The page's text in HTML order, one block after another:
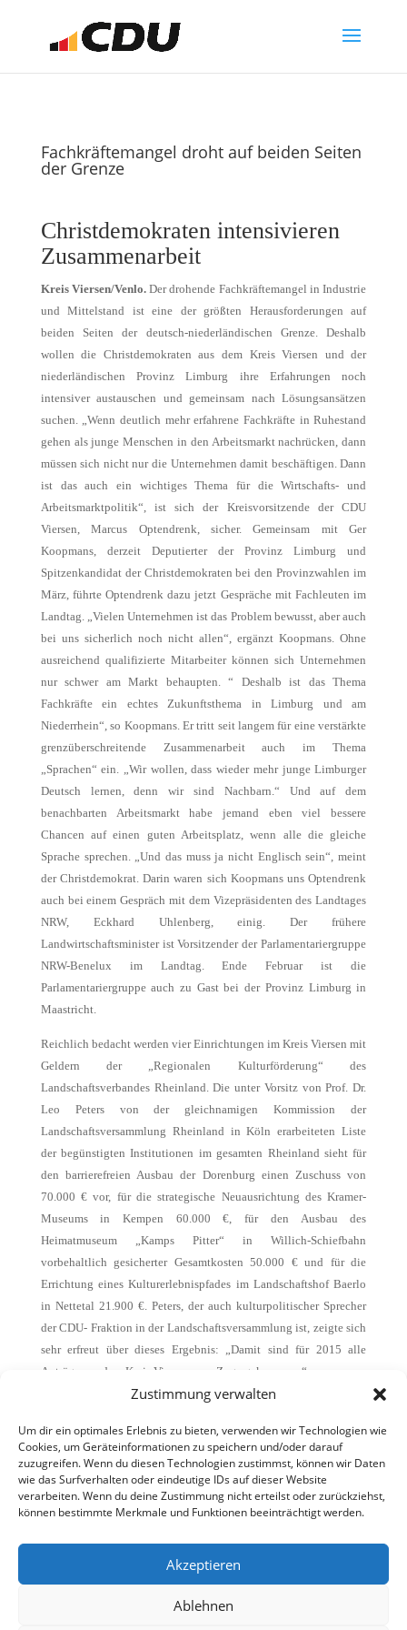
Zustimmung verwalten
Um dir ein optimales Erlebnis zu bieten, verwenden wir Technologien wie
Cookies, um Geräteinformationen zu speichern und/oder darauf
zuzugreifen. Wenn du diesen Technologien zustimmst, können wir Daten
wie das Surfverhalten oder eindeutige IDs auf dieser Website
verarbeiten. Wenn du deine Zustimmung nicht erteilst oder zurückziehst,
können bestimmte Merkmale und Funktionen beeinträchtigt werden.
Akzeptieren
Ablehnen
Fachkräftemangel droht auf beiden Seiten
der Grenze
Christdemokraten intensivieren
Zusammenarbeit
Kreis Viersen/Venlo.Der drohende Fachkräftemangel in Industrie
und Mittelstand ist eine der größten Herausforderungen auf
beiden Seiten der deutsch-niederländischen Grenze. Deshalb
wollen die Christdemokraten aus dem Kreis Viersen und der
niederländischen Provinz Limburg ihre Erfahrungen noch
intensiver austauschen und gemeinsam nach Lösungsansätzen
suchen. „Wenn deutlich mehr erfahrene Fachkräfte in Ruhestand
gehen als junge Menschen in den Arbeitsmarkt nachrücken, dann
müssen sich nicht nur die Unternehmen damit beschäftigen. Dann
ist das auch ein wichtiges Thema für die Wirtschafts- und
Arbeitsmarktpolitik“, ist sich der Kreisvorsitzende der CDU
Viersen, Marcus Optendrenk, sicher. Gemeinsam mit Ger
Koopmans, derzeit Deputierter der Provinz Limburg und
Spitzenkandidat der Christdemokraten bei den Provinzwahlen im
März, führte Optendrenk dazu jetzt Gespräche mit Fachleuten im
Landtag. „Vielen Unternehmen ist das Problem bewusst, aber auch
bei uns sicherlich noch nicht allen“, ergänzt Koopmans. Ohne
ausreichend qualifizierte Mitarbeiter können sich Unternehmen
nur schwer am Markt behaupten. “ Deshalb ist das Thema
Fachkräfte ein echtes Zukunftsthema in Limburg und am
Niederrhein“, so Koopmans. Er tritt seit langem für eine verstärkte
grenzüberschreitende Zusammenarbeit auch im Thema
„Sprachen“ ein. „Wir wollen, dass wieder mehr junge Limburger
Deutsch lernen, denn wir sind Nachbarn.“ Und auf dem
benachbarten Arbeitsmarkt habe jemand eben viel bessere
Chancen auf einen guten Arbeitsplatz, wenn alle die gleiche
Sprache sprechen. „Und das muss ja nicht Englisch sein“, meint
der Christdemokrat. Darin waren sich Koopmans uns Optendrenk
auch bei einem Gespräch mit dem Vizepräsidenten des Landtages
NRW, Eckhard Uhlenberg, einig. Der frühere
Landwirtschaftsminister ist Vorsitzender der Parlamentariergruppe
NRW-Benelux im Landtag. Ende Februar ist die
Parlamentariergruppe auch zu Gast bei der Provinz Limburg in
Maastricht.
Reichlich bedacht werden vier Einrichtungen im Kreis Viersen mit
Geldern der „Regionalen Kulturförderung“ des
Landschaftsverbandes Rheinland. Die unter Vorsitz von Prof. Dr.
Leo Peters von der gleichnamigen Kommission der
Landschaftsversammlung Rheinland in Köln erarbeiteten Liste
der begünstigten Institutionen im gesamten Rheinland sieht für
den barrierefreien Ausbau der Dorenburg einen Zuschuss von
70.000 € vor, für die strategische Neuausrichtung des Kramer-
Museums in Kempen 60.000 €, für den Ausbau des
Heimatmuseum „Kamps Pitter“ in Willich-Schiefbahn
vorbehaltlich gesicherter Gesamtkosten 50.000 € und für die
Errichtung eines Kulturerlebnispfades im Landschaftshof Baerlo
in Nettetal 21.900 €. Peters, der auch kulturpolitischer Sprecher
der CDU- Fraktion in der Landschaftsversammlung ist, zeigte sich
sehr erfreut über dieses Ergebnis: „Damit sind für 2015 alle
Anträge aus dem Kreis Viersen zum Zuge gekommen.“
l. n. r.: Dr. Marcus Optendrenk, Ger Koopmans, Eckhard
Uhlenberg)